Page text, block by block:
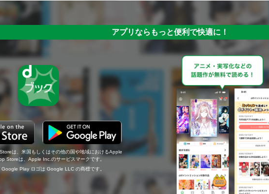
アプリならもっと便利で快適に！
は、米国もしくはその他の国や地域におけるApple
Storeは、Apple Inc.のサービスマークです。
Play ロゴは Google LLC の商標です。